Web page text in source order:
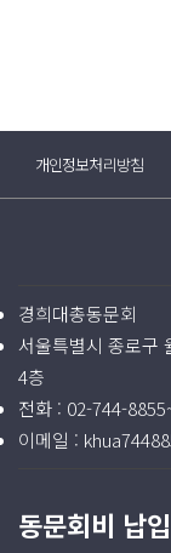
개인정보처리방침
경희대총동문회
서울특별시 종로구
4층
전화 : 02-744-
이메일 :
동문회비 납